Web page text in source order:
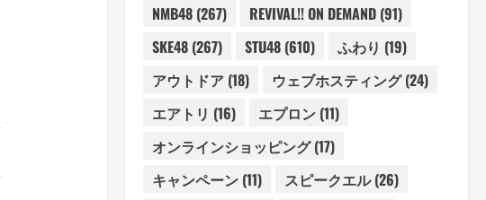
NMB48(267) REVIVAL!! ON DEMAND(91)
SKE48(267) STU48(610) ふわり (19)
アウトドア(18) ウェブホスティング(24)
エアトリ (16) エプロン(11)
オンラインショッピング(17)
キャンペーン(11) スピークエル(26)